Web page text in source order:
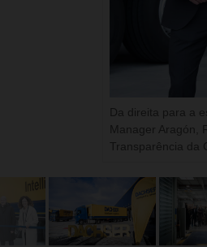
Da direita para a
Manager Aragón,
Transparência da